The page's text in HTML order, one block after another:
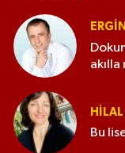
akılla
Bu